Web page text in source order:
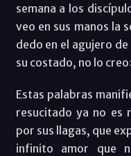
semana a los
veo en sus manos la
dedo en el agujero
su costado, no lo
Estas palabras
resucitado ya no es
por sus llagas, que
infinito amor que